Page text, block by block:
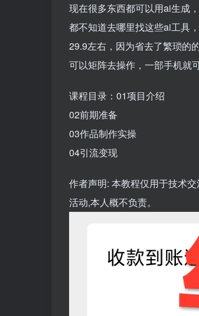
现在很多东西都可以用ai生成
都不知道去哪里找这些ai工具
29.9左右，因为省去了繁琐的
可以矩阵去操作，一部手机就
课程目录：01项目介绍
02前期准备
03作品制作实操
04引流变现
作者声明: 本教程仅用于技术
活动,本人概不负责。